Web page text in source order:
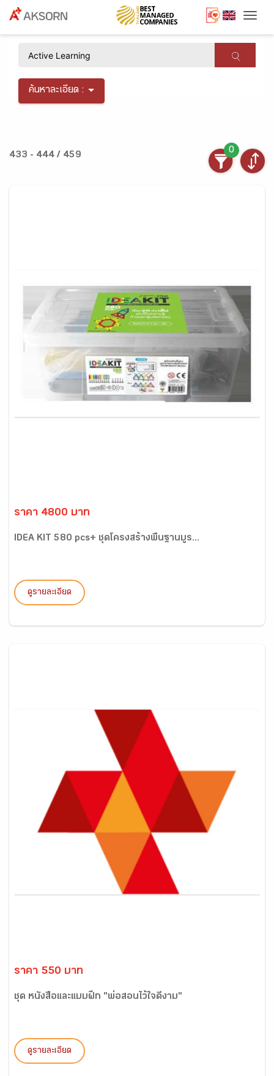
ค้นหาละเอียด :
433 - 444 / 459
0
ราคา 4800 บาท
IDEA KIT 580 pcs+ ชุดโครงสร้างพื้นฐานบูร...
ดูรายละเอียด
ราคา 550 บาท
ชุด หนังสือและแบบฝึก "พ่อสอนไว้ใจดีงาม"
ดูรายละเอียด